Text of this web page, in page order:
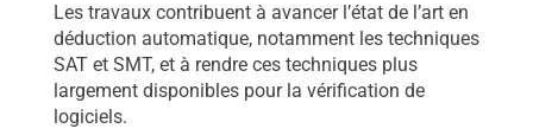
Les travaux contribuent à avancer l’état de l’art en
déduction automatique, notamment les techniques
SAT et SMT, et à rendre ces techniques plus
largement disponibles pour la vérification de
logiciels.